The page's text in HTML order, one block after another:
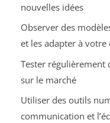
nouvelles idées
Observer des
et les adapter à votre
Tester régulièrement
sur le marché
Utiliser des outils
communication et